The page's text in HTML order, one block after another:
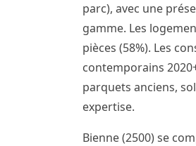
parc), avec une
gamme. Les
pièces (58%). Les
contemporains
parquets anciens,
expertise.
Bienne (2500) se